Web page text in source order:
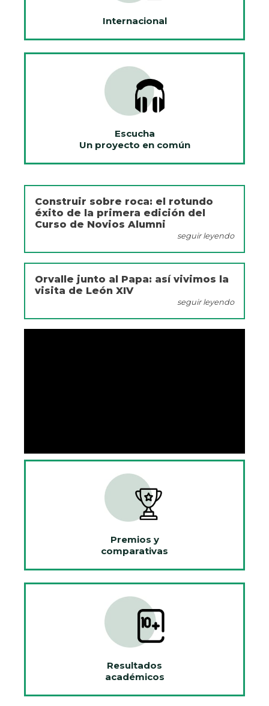
Internacional
Escucha
Un proyecto en común
Construir sobre roca: el rotundo
éxito de la primera edición del
Curso de Novios Alumni
seguir leyendo
Orvalle junto al Papa: así vivimos la
visita de León XIV
seguir leyendo
Premios y
comparativas
Resultados
académicos